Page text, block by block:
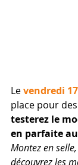
Le vendredi
place pour
testerez le
en parfaite
Montez en
découvrez les